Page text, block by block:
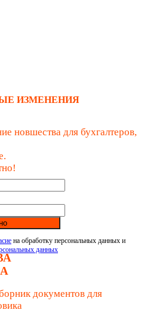
ИЗМЕНЕНИЯ
новшества для бухгалтеров,
на обработку персональных данных и
данных
документов для